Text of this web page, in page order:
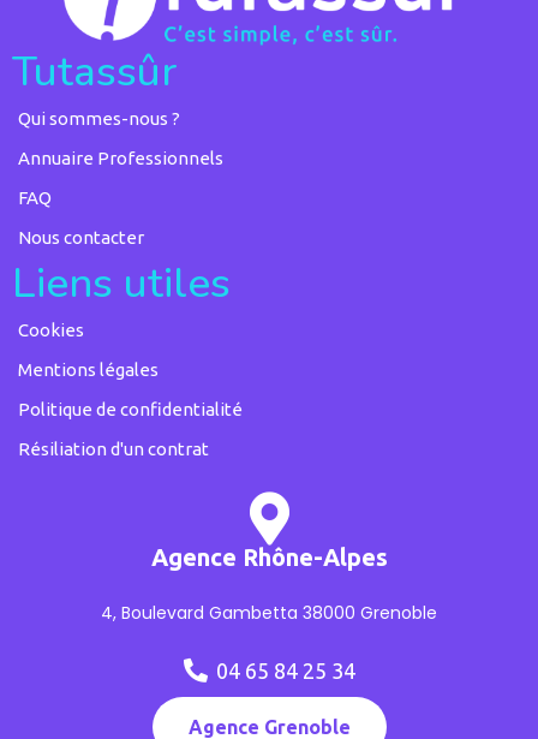
Tutassûr
Qui sommes-nous ?
Annuaire Professionnels
FAQ
Nous contacter
Liens utiles
Cookies
Mentions légales
Politique de confidentialité
Résiliation d'un contrat
Agence Rhône-Alpes
4, Boulevard Gambetta 38000 Grenoble
04 65 84 25 34
Agence Grenoble